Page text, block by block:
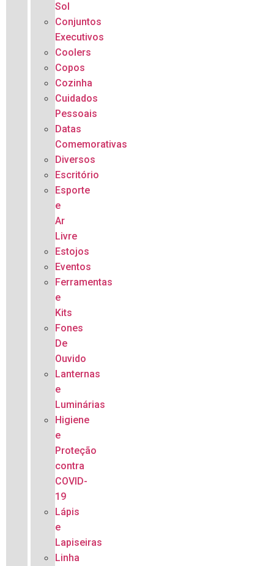
Sol
Conjuntos
Executivos
Coolers
Copos
Cozinha
Cuidados
Pessoais
Datas
Comemorativas
Diversos
Escritório
Esporte
e
Ar
Livre
Estojos
Eventos
Ferramentas
e
Kits
Fones
De
Ouvido
Lanternas
e
Luminárias
Higiene
e
Proteção
contra
COVID-
19
Lápis
e
Lapiseiras
Linha